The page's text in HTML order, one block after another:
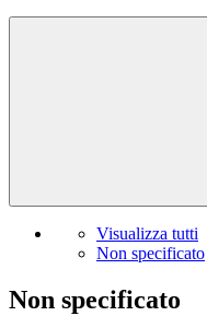
Visualizza tutti
Non specificato
Non specificato